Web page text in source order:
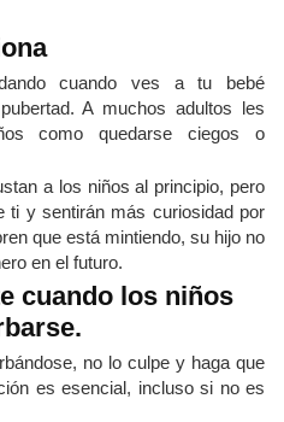
cuando ves a tu bebé
A muchos adultos les
como quedarse ciegos o
a los niños al principio, pero
ti y sentirán más curiosidad por
que está mintiendo, su hijo no
en el futuro.
cuando los niños
no lo culpe y haga que
es esencial, incluso si no es